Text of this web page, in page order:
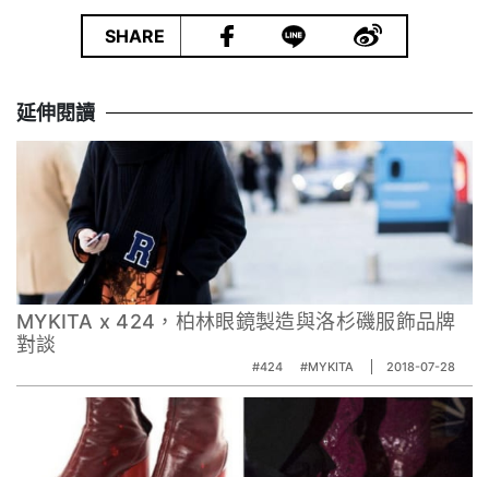
SHARE
延伸閱讀
MYKITA x 424，柏林眼鏡製造與洛杉磯服飾品牌
對談
#424 #MYKITA 2018-07-28